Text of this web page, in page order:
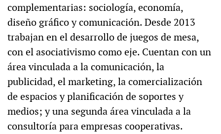
complementarias: sociología, economía,
diseño gráfico y comunicación. Desde 2013
trabajan en el desarrollo de juegos de mesa,
con el asociativismo como eje. Cuentan con un
área vinculada a la comunicación, la
publicidad, el marketing, la comercialización
de espacios y planificación de soportes y
medios; y una segunda área vinculada a la
consultoría para empresas cooperativas.